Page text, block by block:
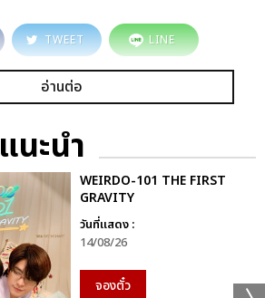
TWEET LINE
อ่านต่อ
แนะนำ
WEIRDO-101 THE FIRST
GRAVITY
วันที่แสดง :
14/08/26
จองตั๋ว